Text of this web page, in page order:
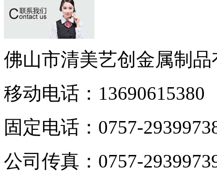
佛山市清美艺创金属制
移动电话： 13690615380
固定电话： 0757-
公司传真： 0757-